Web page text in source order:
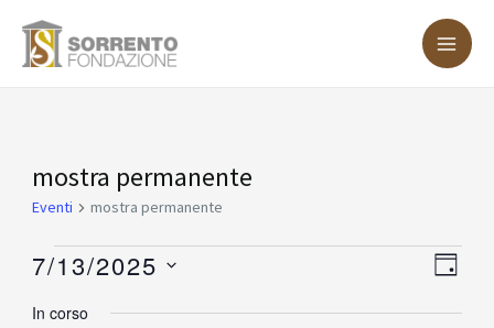
mostra permanente
Eventi mostra permanente
Eventi
for
Luglio
13,
7/13/2025
In corso